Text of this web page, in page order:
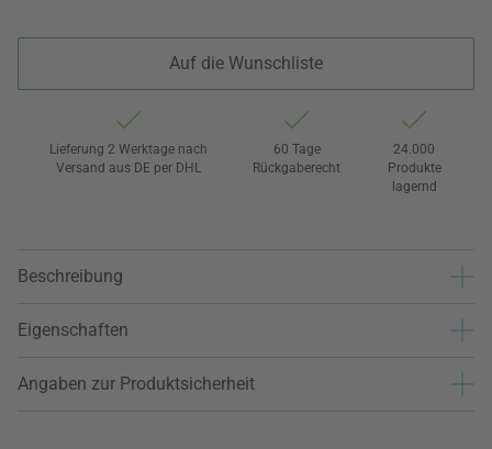
Auf die Wunschliste
Lieferung 2 Werktage nach
Versand aus DE per DHL
60 Tage
Rückgaberecht
24.000
Produkte
lagernd
Beschreibung
Eigenschaften
Angaben zur Produktsicherheit